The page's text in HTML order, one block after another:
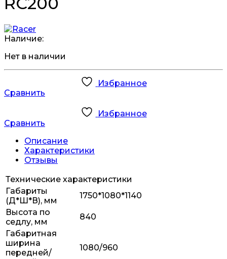
Наличие:
Нет в наличии
Избранное
Сравнить
Избранное
Сравнить
Описание
Характеристики
Отзывы
Технические характеристики
Габариты
(Д*Ш*В), мм
1750*1080*1140
Высота по
седлу, мм
840
Габаритная
ширина
передней/
1080/960